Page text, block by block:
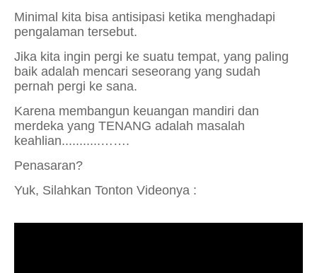
Minimal kita bisa antisipasi ketika menghadapi
pengalaman tersebut.
Jika kita ingin pergi ke suatu tempat, yang paling
baik adalah mencari seseorang yang sudah
pernah pergi ke sana.
Karena membangun keuangan mandiri dan
merdeka yang TENANG adalah masalah
keahlian...........…….
Penasaran?
Yuk, Silahkan Tonton Videonya :